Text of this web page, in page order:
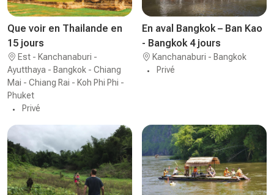
Que voir en Thailande en
15 jours
Est - Kanchanaburi -
Ayutthaya - Bangkok - Chiang
Mai - Chiang Rai - Koh Phi Phi -
Phuket
Privé
En aval Bangkok – Ban Kao
- Bangkok 4 jours
Kanchanaburi - Bangkok
Privé